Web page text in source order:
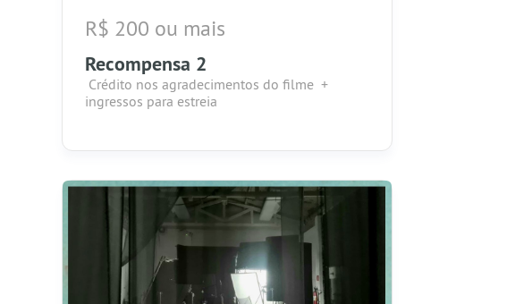
R$ 200 ou mais
Recompensa 2
Crédito nos agradecimentos do filme +
ingressos para estreia